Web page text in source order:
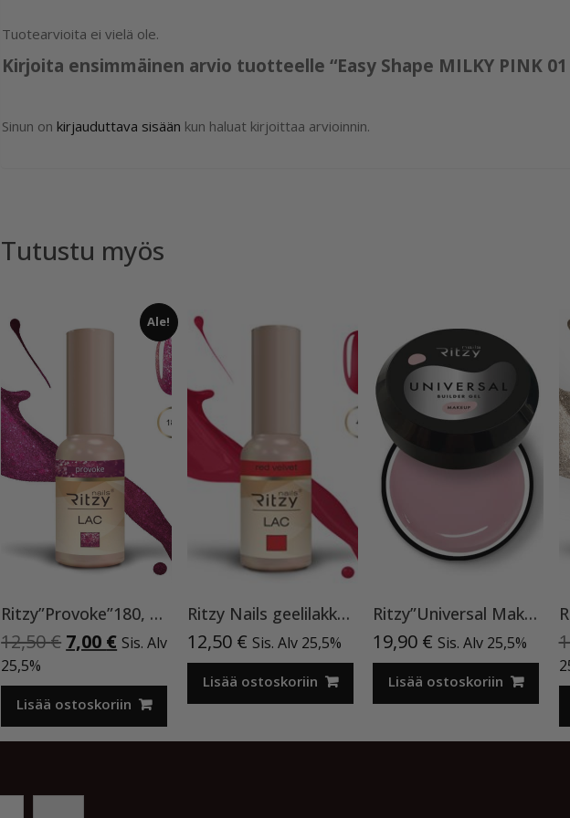
Tuotearvioita ei vielä ole.
Kirjoita ensimmäinen arvio tuotteelle “Easy Shape MILKY PINK 01
Sinun on kirjauduttava sisään kun haluat kirjoittaa arvioinnin.
Tutustu myös
Ale!
Ritzy”Provoke”180, geelilakka
12,50€ Alkuperäinen
oli:
12,50 €.
7,00 €Nykyinen
on:
7,00 €.
Sis. Alv
25,5%
Lisää ostoskoriin
Ritzy Nails geelilakka ”Red Velvet” 45 TPO vapaa, 9 ml
12,50 € Sis. Alv 25,5%
Lisää ostoskoriin
Ritzy”Universal Make Up”15ml, rakennegeeli TPO vapaa
19,90 € Sis. Alv 25,5%
Lisää ostoskoriin